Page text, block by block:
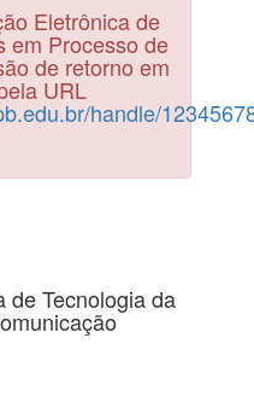
Eletrônica de
em Processo de
de retorno em
URL
handle/
de Tecnologia da